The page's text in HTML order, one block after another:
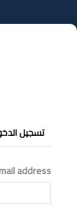
إلى
المحتوى
تسجيل
address